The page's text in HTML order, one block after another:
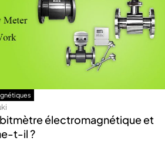
électromagnétique et
t-il ?